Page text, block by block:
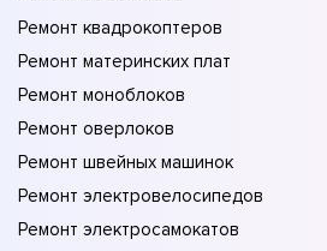
Ремонт квадрокоптеров
Ремонт материнских плат
Ремонт моноблоков
Ремонт оверлоков
Ремонт швейных машинок
Ремонт электровелосипедов
Ремонт электросамокатов